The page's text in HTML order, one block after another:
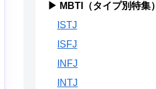
▶ MBTI（タイプ別特集）
ISTJ
ISFJ
INFJ
INTJ